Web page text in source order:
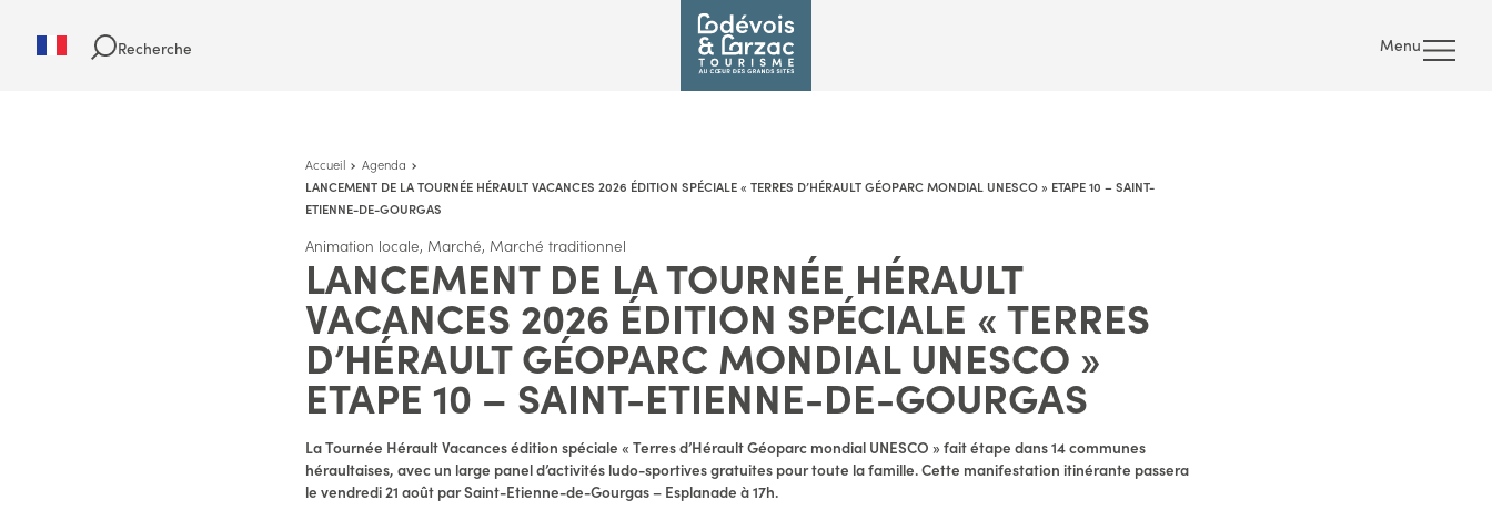
Recherche Menu
Accueil
Agenda
LANCEMENT DE LA TOURNÉE HÉRAULT VACANCES 2026 ÉDITION SPÉCIALE « TERRES D’HÉRAULT GÉOPARC MONDIAL UNESCO » ETAPE 10 – SAINT-
ETIENNE-DE-GOURGAS
Animation locale, Marché, Marché traditionnel
LANCEMENT DE LA TOURNÉE HÉRAULT
VACANCES 2026 ÉDITION SPÉCIALE « TERRES
D’HÉRAULT GÉOPARC MONDIAL UNESCO »
ETAPE 10 – SAINT-ETIENNE-DE-GOURGAS
La Tournée Hérault Vacances édition spéciale « Terres d’Hérault Géoparc mondial UNESCO » fait étape dans 14 communes
héraultaises, avec un large panel d’activités ludo-sportives gratuites pour toute la famille. Cette manifestation itinérante passera
le vendredi 21 août par Saint-Etienne-de-Gourgas – Esplanade à 17h.